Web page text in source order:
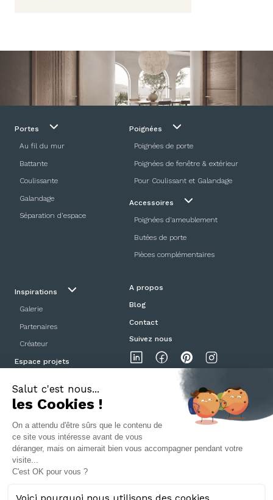
Portes
Au fil du mur
Battante
Coulissante
Galandage
Séparation d’espace
Poignées
Poignées de porte
Poignées de fenêtre & extérieur
Pour Coulissant et Galandage
Accessoires
Poignées d'ameublement
Butées de porte
Pièces complémentaires
Inspirations
Galerie
Partenaires
Créateur
Espace projets
A propos
Blog
Contact
Suivez nous
Mentions légalesPolitique de confidentialitéCGV